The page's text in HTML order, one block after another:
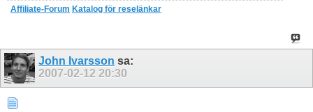
Affiliate-Forum Katalog för reselänkar
John Ivarsson sa:
2007-02-12 20:30